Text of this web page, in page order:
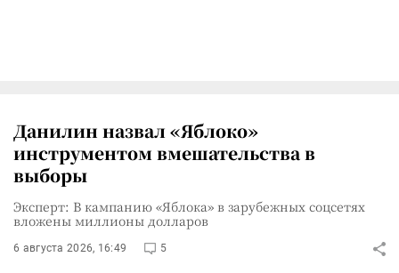
Данилин назвал «Яблоко»
инструментом вмешательства в
выборы
Эксперт: В кампанию «Яблока» в зарубежных соцсетях
вложены миллионы долларов
6 августа 2026, 16:49 5